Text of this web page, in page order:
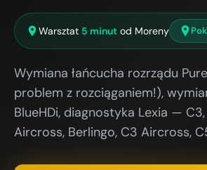
Warsztat 5 minut od Moreny
Wymiana łańcucha rozrządu
problem z rozciąganiem!),
BlueHDi, diagnostyka Lexia —
Aircross, Berlingo, C3 Aircross,